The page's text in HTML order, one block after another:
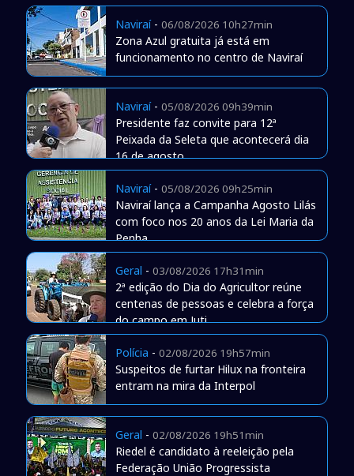
Naviraí- 06/08/2026 10h27min
Zona Azul gratuita já está em
funcionamento no centro de Naviraí
Naviraí- 05/08/2026 09h39min
Presidente faz convite para 12ª
Peixada da Seleta que acontecerá dia
16 de agosto
Naviraí- 05/08/2026 09h25min
Naviraí lança a Campanha Agosto Lilás
com foco nos 20 anos da Lei Maria da
Penha
Geral - 03/08/2026 17h31min
2ª edição do Dia do Agricultor reúne
centenas de pessoas e celebra a força
do campo em Juti
Polícia - 02/08/2026 19h57min
Suspeitos de furtar Hilux na fronteira
entram na mira da Interpol
Geral - 02/08/2026 19h51min
Riedel é candidato à reeleição pela
Federação União Progressista